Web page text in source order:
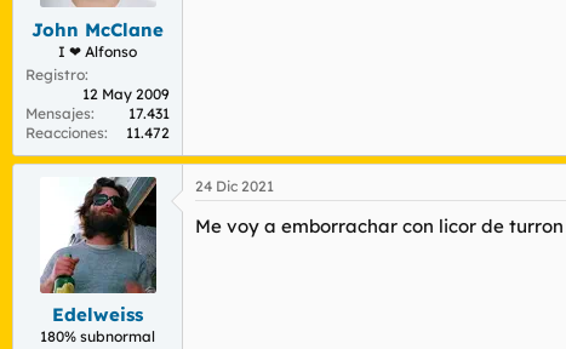
John McClane
I ❤ Alfonso
Registro
12 May 2009
Mensajes
17.431
Reacciones
11.472
Edelweiss
180% subnormal
24 Dic 2021
Me voy a emborrachar con licor de